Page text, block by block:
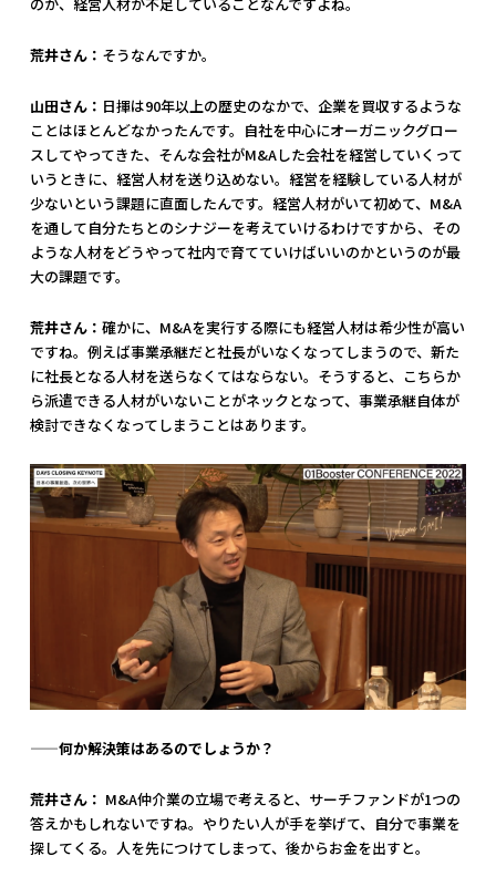
のが、経営人材が不足していることなんですよね。
荒井さん： そうなんですか。
山田さん： 日揮は90年以上の歴史のなかで、企業を買収するような
ことはほとんどなかったんです。自社を中心にオーガニックグロー
スしてやってきた、そんな会社がM&Aした会社を経営していくって
いうときに、経営人材を送り込めない。経営を経験している人材が
少ないという課題に直面したんです。経営人材がいて初めて、M&A
を通して自分たちとのシナジーを考えていけるわけですから、その
ような人材をどうやって社内で育てていけばいいのかというのが最
大の課題です。
荒井さん： 確かに、M&Aを実行する際にも経営人材は希少性が高い
ですね。例えば事業承継だと社長がいなくなってしまうので、新た
に社長となる人材を送らなくてはならない。そうすると、こちらか
ら派遣できる人材がいないことがネックとなって、事業承継自体が
検討できなくなってしまうことはあります。
——何か解決策はあるのでしょうか？
荒井さん： M&A仲介業の立場で考えると、サーチファンドが1つの
答えかもしれないですね。やりたい人が手を挙げて、自分で事業を
探してくる。人を先につけてしまって、後からお金を出すと。